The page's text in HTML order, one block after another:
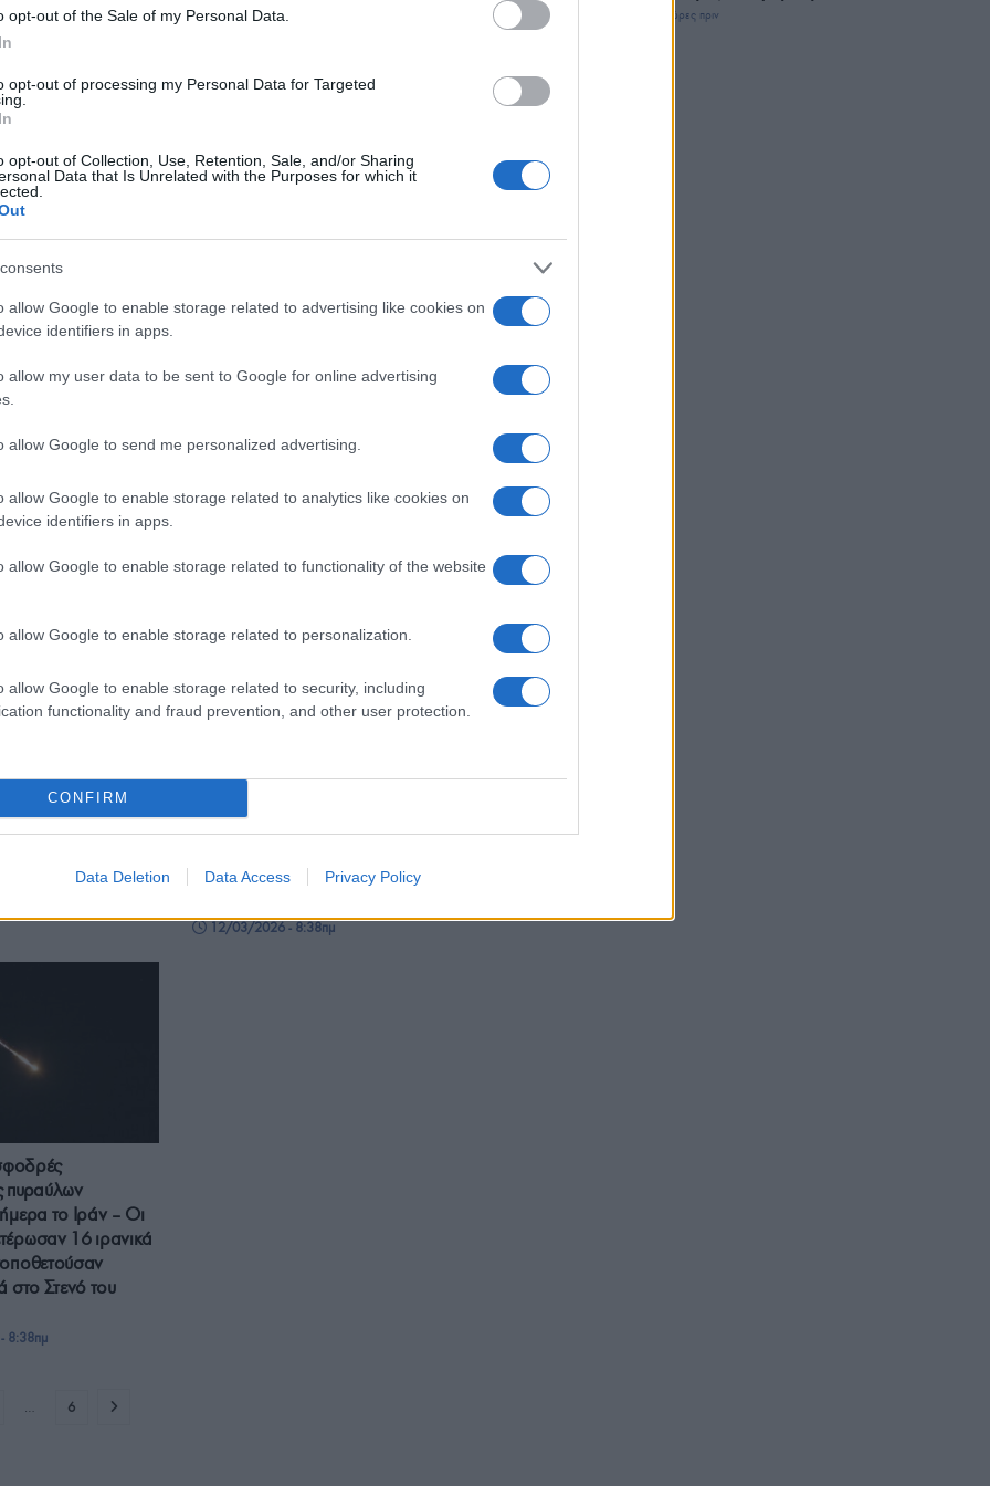
opt-out of the Sale of my Personal Data.
opt-out of processing my Personal Data for Targeted
opt-out of Collection, Use, Retention, Sale, and/or Sharing
Data that Is Unrelated with the Purposes for which it
allow Google to enable storage related to advertising like cookies on
identifiers in apps.
allow my user data to be sent to Google for online advertising
allow Google to send me personalized advertising.
allow Google to enable storage related to analytics like cookies on
identifiers in apps.
allow Google to enable storage related to functionality of the website
allow Google to enable storage related to personalization.
allow Google to enable storage related to security, including
functionality and fraud prevention, and other user protection.
CONFIRM
Data Deletion Data Access Privacy Policy
να πλήξει την
βάση
και κατηγορεί
για επίθεση στην
της
ΚΟΣΜΟΣ
του πυρός στο Ιράν» – «Το
επιβιώσει» απαντούν οι αναλυτές
21/03/2026 - 12:01πμ
Τραμπ–Νετανιάχου
θέλει να
Φόβος για αντίποινα του Ιράν σε
επανεμφάνιση Χαμενεΐ με
Μέση Ανατολή:
στην Τεχεράνη
πυραύλου στην
Πόλεμος στη Μέση Ανατολή:
δεξαμενόπλοια, το ένα
Ξεπέρασε ξανά τα 100 δολ./
12/03/2026 - 8:38πμ
πυραύλων
το Ιράν – Οι
16 ιρανικά
στο Στενό του
8:38πμ
… 6
3 ώρες πριν